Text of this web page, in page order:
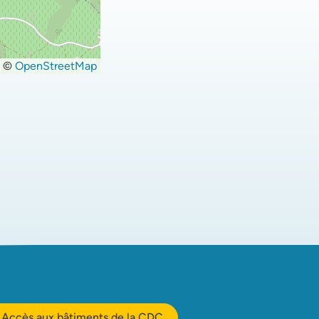
© OpenStreetMap